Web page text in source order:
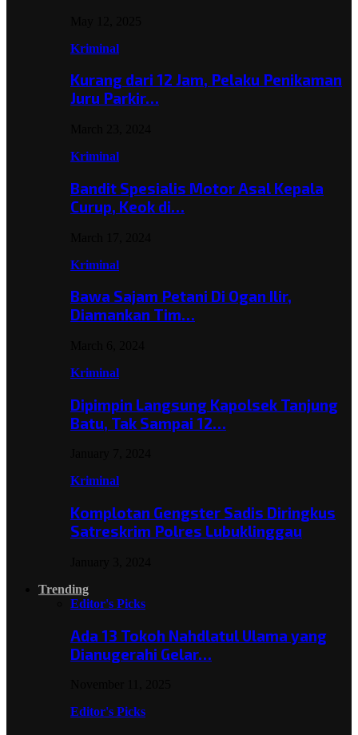
Kriminal
Kurang dari 12 Jam, Pelaku Penikaman
Juru Parkir…
Kriminal
Bandit Spesialis Motor Asal Kepala
Curup, Keok di…
Kriminal
Bawa Sajam Petani Di Ogan Ilir,
Diamankan Tim…
Kriminal
Dipimpin Langsung Kapolsek Tanjung
Batu, Tak Sampai 12…
Kriminal
Komplotan Gengster Sadis Diringkus
Satreskrim Polres Lubuklinggau
Trending
Editor's Picks
Ada 13 Tokoh Nahdlatul Ulama yang
Dianugerahi Gelar…
Editor's Picks